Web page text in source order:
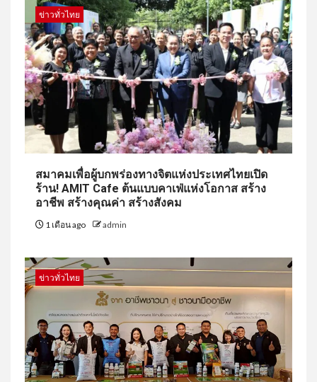
ข่าวทั่วไทย
สมาคมเพื่อผู้บกพร่องทางจิตแห่งประเทศไทยเปิด
ร้าน! AMIT Cafe ต้นแบบคาเฟ่แห่งโอกาส สร้าง
อาชีพ สร้างคุณค่า สร้างสังคม
1 เดือน ago admin
ข่าวทั่วไทย